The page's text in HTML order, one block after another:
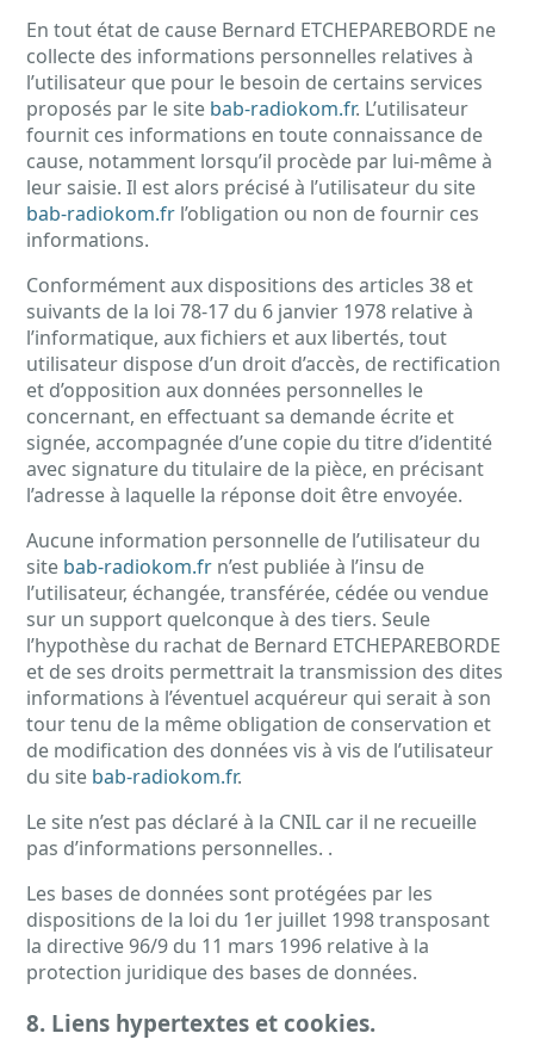
En tout état de cause Bernard ETCHEPAREBORDE ne
collecte des informations personnelles relatives à
l’utilisateur que pour le besoin de certains services
proposés par le site bab-radiokom.fr. L’utilisateur
fournit ces informations en toute connaissance de
cause, notamment lorsqu’il procède par lui-même à
leur saisie. Il est alors précisé à l’utilisateur du site
bab-radiokom.fr l’obligation ou non de fournir ces
informations.
Conformément aux dispositions des articles 38 et
suivants de la loi 78-17 du 6 janvier 1978 relative à
l’informatique, aux fichiers et aux libertés, tout
utilisateur dispose d’un droit d’accès, de rectification
et d’opposition aux données personnelles le
concernant, en effectuant sa demande écrite et
signée, accompagnée d’une copie du titre d’identité
avec signature du titulaire de la pièce, en précisant
l’adresse à laquelle la réponse doit être envoyée.
Aucune information personnelle de l’utilisateur du
site bab-radiokom.fr n’est publiée à l’insu de
l’utilisateur, échangée, transférée, cédée ou vendue
sur un support quelconque à des tiers. Seule
l’hypothèse du rachat de Bernard ETCHEPAREBORDE
et de ses droits permettrait la transmission des dites
informations à l’éventuel acquéreur qui serait à son
tour tenu de la même obligation de conservation et
de modification des données vis à vis de l’utilisateur
du site bab-radiokom.fr.
Le site n’est pas déclaré à la CNIL car il ne recueille
pas d’informations personnelles. .
Les bases de données sont protégées par les
dispositions de la loi du 1er juillet 1998 transposant
la directive 96/9 du 11 mars 1996 relative à la
protection juridique des bases de données.
8. Liens hypertextes et cookies.